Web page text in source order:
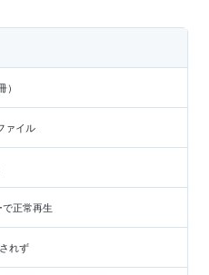
ァイル
正常再生
れず